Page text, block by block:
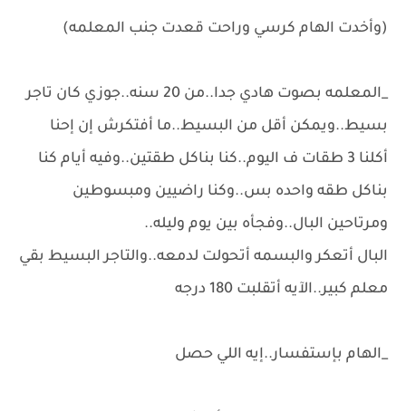
(وأخدت الهام كرسي وراحت قعدت جنب المعلمه)
_المعلمه بصوت هادي جدا..من 20 سنه..جوزي كان تاجر
بسيط..ويمكن أقل من البسيط..ما أفتكرش إن إحنا
أكلنا 3 طقات ف اليوم..كنا بناكل طقتين..وفيه أيام كنا
بناكل طقه واحده بس..وكنا راضيين ومبسوطين
ومرتاحين البال..وفجأه بين يوم وليله..
البال أتعكر والبسمه أتحولت لدمعه..والتاجر البسيط بقي
معلم كبير..الآيه أتقلبت 180 درجه
_الهام بإستفسار..إيه اللي حصل